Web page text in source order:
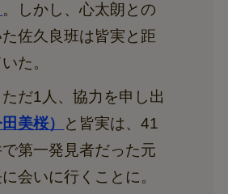
。しかし、心太朗との
佐久良班は皆実と距
た。
だ1人、協力を申し出
美桜）
と皆実は、41
第一発見者だった元
会いに行くことに。